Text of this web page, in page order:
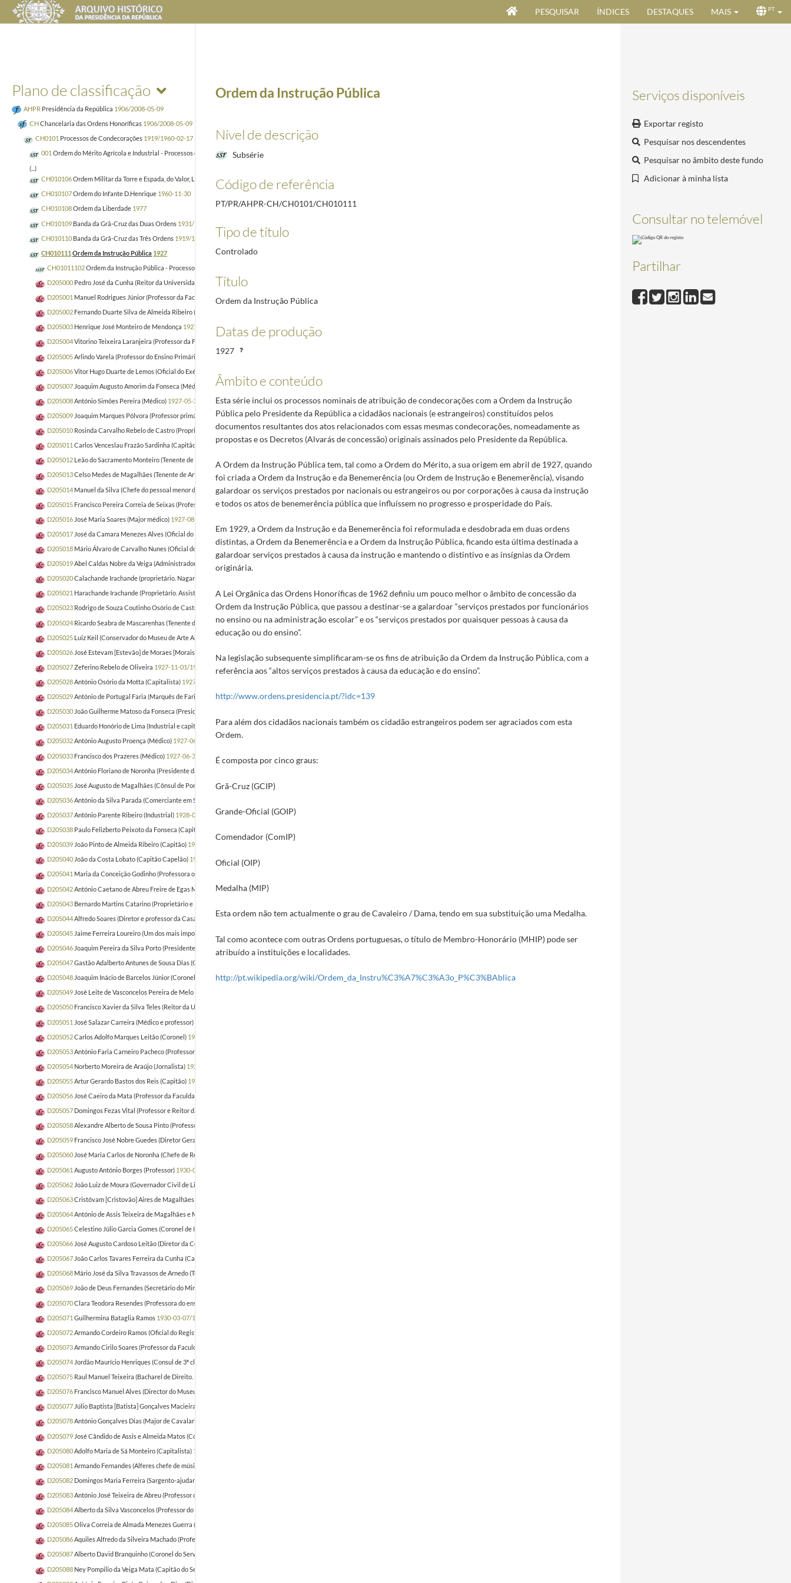
PESQUISAR ÍNDICES DESTAQUES MAIS PT
Plano de classificação
AHPR Presidência da República 1906/2008-05-09
CHChancelaria das Ordens Honoríficas 1906/2008-05-09
CH0101 Processos de Condecorações 1919/1960-02-17
001 Ordem do Mérito Agrícola e Industrial - Processos de Estrangeiros
(...)
CH010106Ordem Militar da Torre e Espada, do Valor, Lealdade e Mérito
1920/1918
CH010107Ordem do Infante D.Henrique 1960-11-30
CH010108Ordem da Liberdade 1977
CH010109 Banda da Grã-Cruz das Duas Ordens 1931/1955
CH010110 Banda da Grã-Cruz das Três Ordens 1919/1962
CH010111 Ordem da Instrução Pública 1927
CH01011102Ordem da Instrução Pública - Processos de Estrangeiros
D205000 Pedro José da Cunha (Reitor da Universidade de Lisboa)
1927-05-20/1927-05-24
D205001 Manuel Rodrigues Júnior (Professor da Faculdade de Direito da Universidade de Coimbra)
D205002 Fernando Duarte Silva de Almeida Ribeiro (Professor da Faculdade de Medicina da Universidade de Coimbra)
D205003 Henrique José Monteiro de Mendonça 1927-05-20/1927-05-24
D205004Vitorino Teixeira Laranjeira (Professor da Faculdade de Engenharia da Universidade do Porto)
D205005Arlindo Varela (Professor do Ensino Primário Geral)1927-05-20/1927-05-24
D205006Vitor Hugo Duarte de Lemos (Oficial do Exército. Professor do Instituto Superior de Agronomia)
D205007 Joaquim Augusto Amorim da Fonseca (Médico)
1927-01-12/1927-12-31
D205008António Simões Pereira (Médico) 1927-05-26/1927-12-31
D205009 Joaquim Marques Pólvora (Professor primário)
1927-06-03/1927-12-31
D205010 Rosinda Carvalho Rebelo de Castro (Proprietária)
1927-06-11/1929-03-25
D205011 Carlos Venceslau Frazão Sardinha (Capitão de Engenharia)
1927-05-19/1927-08-06
D205012 Leão do Sacramento Monteiro (Tenente de Artilharia. Secretário do Ministro da Instrução)
D205013Celso Medes de Magalhães (Tenente de Artilharia. Secretário do Ministro da Instrução)
1927-05-19/1927-08-06
D205014 Manuel da Silva (Chefe do pessoal menor do Museu de Arte Antiga)1927-08-10/1927-08-12
D205015 Francisco Pereira Correia de Seixas (Professor da Escola da Lousã, aposentado)1927-08-06/1927-08-18
D205016 José Maria Soares (Major médico) 1927-08-16/1928-02-09
D205017 José da Camara Menezes Alves (Oficial do Exército)1927-10-12/1927-11-25
D205018 Mário Álvaro de Carvalho Nunes (Oficial do Exército)
D205019Abel Caldas Nobre da Veiga (Administrador por parte do Governo junto da Companhia de Zambézia)
D205020Calachande Irachande (proprietário. Nagarchet maioral de todas as castas e religiões de Diu)
D205021 Harachande Irachande (Proprietário. Assistente e substituto do Nagarchet maioral de todas as castas e religiões de Diu)1927-10-13/1928-06-25
D205023 Rodrigo de Souza Coutinho Osório de Castro (Delegado do Procurador da República)1927-10-15/1928-02-09
D205024 Ricardo Seabra de Mascarenhas (Tenente de Artilharia e Secretário do Ministro dos Negócios Estrangeiros)
1927-06-22/1928-02-09
D205025 Luiz Keil (Conservador do Museu de Arte Antiga)
1927-10-19/1928-02-17
D205026 José Estevam [Estevão] de Moraes [Morais] Sarmento (General)
D205027Zeferino Rebelo de Oliveira 1927-11-01/1927-12-22
D205028António Osório da Motta (Capitalista) 1927-06-30/1928-06-25
D205029António de Portugal Faria (Marquês de Faria. Cônsul Geral de Portugal na Suíça)1927-06-30/1927-12-17
D205030 João Guilherme Matoso da Fonseca (Presidente da Direcção do Asilo Escola de Cegos António Feliciano de Castilho)
D205031 Eduardo Honório de Lima (Industrial e capitalista)
1927-10-15/1928-06-15
D205032António Augusto Proença (Médico) 1927-06-30/1928-06-29
D205033 Francisco dos Prazeres (Médico) 1927-06-30/1928-06-29
D205034António Floriano de Noronha (Presidente da Relação de Nova Goa)
D205035 José Augusto de Magalhães (Cônsul de Portugal em S. Paulo)1928-03-15/1929-01-05
D205036António da Silva Parada (Comerciante em S. Paulo)
D205037António Parente Ribeiro (Industrial) 1928-03-23/1928-03-29
D205038 Paulo Felizberto Peixoto da Fonseca (Capitalista)
D205039 João Pinto de Almeida Ribeiro (Capitão) 1927-12-07/1928-06-29
D205040 João da Costa Lobato (Capitão Capelão) 1928-03-03/1928-06-29
D205041 Maria da Conceição Godinho (Professora oficial)
D205042António Caetano de Abreu Freire de Egas Moniz (Professor catedrático da Universidade de Lisboa e Presidente da Academia das Ciências)
D205043 Bernardo Martins Catarino (Proprietário e Industrial)
D205044Alfredo Soares (Diretor e professor da Casa Pia de Lisboa) 1928-06-30/1929-12-28
D205045 Jaime Ferreira Loureiro (Um dos mais importantes elementos da colónia de S. Paulo)
D205046 Joaquim Pereira da Silva Porto (Presidente da Câmara Portuguesa do Comércio de S. Paulo)
1928-11-14/1929-07-19
D205047Gastão Adalberto Antunes de Sousa Dias (Capitão de Infantaria. Professor da Escola Primária Superior de Artur de Paiva em Angola)
D205048 Joaquim Inácio de Barcelos Júnior (Coronel)
1929-02-06/1929-05-14
D205049 José Leite de Vasconcelos Pereira de Melo (Professor do Ensino Superior e Director do Museu Etnológico Português)
D205050 Francisco Xavier da Silva Teles (Reitor da Universidade de Lisboa)
D205051 José Salazar Carreira (Médico e professor)
D205052Carlos Adolfo Marques Leitão (Coronel) 1929-08-14/1930-06-12
D205053António Faria Carneiro Pacheco (Professor da Faculdade de Direito da Universidade de Lisboa)
D205054 Norberto Moreira de Araújo (Jornalista) 1929-11-05/1929-11-21
D205055Artur Gerardo Bastos dos Reis (Capitão) 1929-11-01/1931-10-01
D205056 José Caeiro da Mata (Professor da Faculdade de Direito da Universidade de Lisboa)
D205057 Domingos Fezas Vital (Professor e Reitor da Faculdade de Direito da Universidade de Coimbra)
D205058Alexandre Alberto de Sousa Pinto (Professor da Faculdade de Ciências da Universidade do Porto)
D205059 Francisco José Nobre Guedes (Diretor Geral do Ensino Técnico e engenheiro)
D205060 José Maria Carlos de Noronha (Chefe de Repartição da Misericórdia de Lisboa)
D205061 Augusto António Borges (Professor) 1930-02-11/1930-11-24
D205062 João Luiz de Moura (Governador Civil de Lisboa)
D205063Cristóvam [Cristovão] Aires de Magalhães (Tenente Coronel de Infantaria)
D205064António de Assis Teixeira de Magalhães e Menezes (Conde de Felgueiras)
D205065Celestino Júlio Garcia Gomes (Coronel de Infantaria)
D205066 José Augusto Cardoso Leitão (Diretor da Companhia Nacional de Navegação)
D205067 João Carlos Tavares Ferreira da Cunha (Capitão de Artilharia e Engenheiro Civil)
D205068 Mário José da Silva Travassos de Arnedo (Tenente de Artilharia)
D205069 João de Deus Fernandes (Secretário do Ministro da Instrução Pública)
D205070Clara Teodora Resendes (Professora do ensino primário)
D205071 Guilhermina Bataglia Ramos 1930-03-07/1930-04-05
D205072Armando Cordeiro Ramos (Oficial do Registo Civil. Chefe de Gabinete do Ministro da Instrução Pública)
D205073Armando Cirilo Soares (Professor da Faculdade de Ciências da Universidade de Lisboa)
D205074 Jordão Maurício Henriques (Consul de 3ª classe)
D205075 Raul Manuel Teixeira (Bacharel de Direito. Diretor da Biblioteca Erudita e do Museu Abade de Baçal)
D205076 Francisco Manuel Alves (Director do Museu Regional de Bragança - Museu Abade de Baçal)
D205077 Júlio Baptista [Batista] Gonçalves Macieira (Major de Cavalaria)
D205078António Gonçalves Dias (Major de Cavalaria)
D205079 José Cândido de Assis e Almeida Matos (Coronel de Infantaria)
D205080Adolfo Maria de Sá Monteiro (Capitalista) 1930-05-08/1930-05-14
D205081 Armando Fernandes (Alferes chefe de música)
D205082 Domingos Maria Ferreira (Sargento-ajudante sub-chefe de música)
D205083António José Teixeira de Abreu (Professor da Universidade de Coimbra)
D205084Alberto da Silva Vasconcelos (Professor do Liceu Martins Sarmento em Guimarães)
D205085Oliva Correia de Almada Menezes Guerra (Professora e musicista [sic])
D205086Aquiles Alfredo da Silveira Machado (Professor da Universidade de Lisboa)
D205087Alberto David Branquinho (Coronel do Serviço da Administração Militar)
D205088 Ney Pompilio da Veiga Mata (Capitão do Serviço da Administração Militar)
Serviços disponíveis
Exportar registo
Pesquisar nos descendentes
Pesquisar no âmbito deste fundo
Adicionar à minha lista
Consultar no telemóvel
Partilhar
Ordem da Instrução Pública
Nível de descrição
Subsérie
Código de referência
PT/PR/AHPR-CH/CH0101/CH010111
Tipo de título
Controlado
Título
Ordem da Instrução Pública
Datas de produção
1927
Âmbito e conteúdo
Esta série inclui os processos nominais de atribuição de condecorações com a Ordem da Instrução
Pública pelo Presidente da República a cidadãos nacionais (e estrangeiros) constituídos pelos
documentos resultantes dos atos relacionados com essas mesmas condecorações, nomeadamente as
propostas e os Decretos (Alvarás de concessão) originais assinados pelo Presidente da República.
A Ordem da Instrução Pública tem, tal como a Ordem do Mérito, a sua origem em abril de 1927, quando
foi criada a Ordem da Instrução e da Benemerência (ou Ordem de Instrução e Benemerência), visando
galardoar os serviços prestados por nacionais ou estrangeiros ou por corporações à causa da instrução
e todos os atos de benemerência pública que influíssem no progresso e prosperidade do País.
Em 1929, a Ordem da Instrução e da Benemerência foi reformulada e desdobrada em duas ordens
distintas, a Ordem da Benemerência e a Ordem da Instrução Pública, ficando esta última destinada a
galardoar serviços prestados à causa da instrução e mantendo o distintivo e as insígnias da Ordem
originária.
A Lei Orgânica das Ordens Honoríficas de 1962 definiu um pouco melhor o âmbito de concessão da
Ordem da Instrução Pública, que passou a destinar-se a galardoar “serviços prestados por funcionários
no ensino ou na administração escolar” e os “serviços prestados por quaisquer pessoas à causa da
educação ou do ensino”.
Na legislação subsequente simplificaram-se os fins de atribuição da Ordem da Instrução Pública, com a
referência aos “altos serviços prestados à causa da educação e do ensino”.
http://www.ordens.presidencia.pt/?idc=139
Para além dos cidadãos nacionais também os cidadão estrangeiros podem ser agraciados com esta
Ordem.
É composta por cinco graus:
Grã-Cruz (GCIP)
Grande-Oficial (GOIP)
Comendador (ComIP)
Oficial (OIP)
Medalha (MIP)
Esta ordem não tem actualmente o grau de Cavaleiro / Dama, tendo em sua substituição uma Medalha.
Tal como acontece com outras Ordens portuguesas, o título de Membro-Honorário (MHIP) pode ser
atribuído a instituições e localidades.
http://pt.wikipedia.org/wiki/Ordem_da_Instru%C3%A7%C3%A3o_P%C3%BAblica